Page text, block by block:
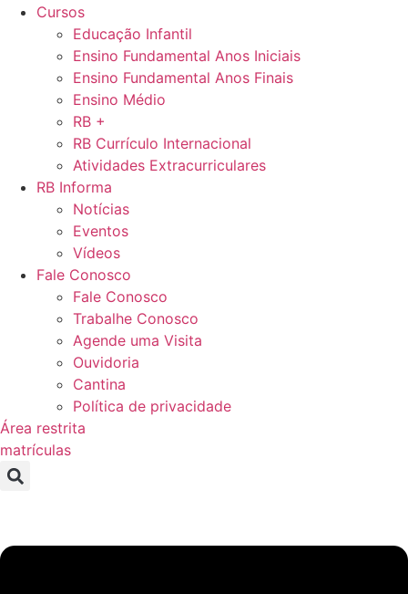
Cursos
Educação Infantil
Ensino Fundamental Anos Iniciais
Ensino Fundamental Anos Finais
Ensino Médio
RB +
RB Currículo Internacional
Atividades Extracurriculares
RB Informa
Notícias
Eventos
Vídeos
Fale Conosco
Fale Conosco
Trabalhe Conosco
Agende uma Visita
Ouvidoria
Cantina
Política de privacidade
Área restrita
matrículas